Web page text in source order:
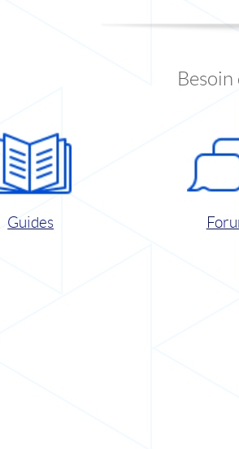
Guides